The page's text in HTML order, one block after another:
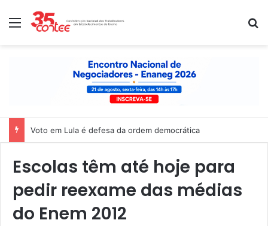
Menu
Voto em Lula é defesa da ordem democrática
Escolas têm até hoje para
pedir reexame das médias
do Enem 2012